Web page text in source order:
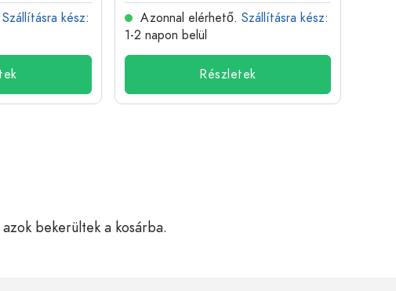
Szállításra kész:
Azonnal elérhető. Szállításra kész:
1-2 napon belül
Részletek
bekerültek a kosárba.